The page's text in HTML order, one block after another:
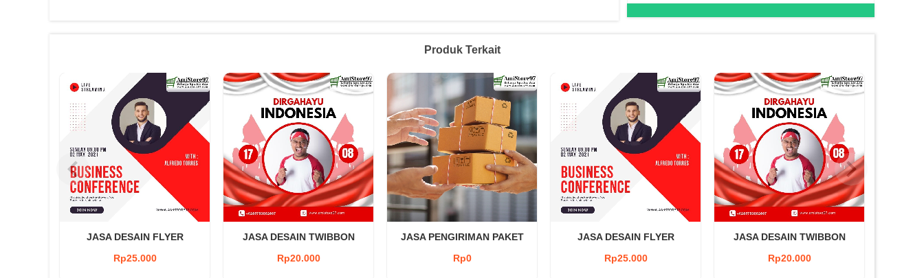
Produk Terkait
JASA DESAIN FLYER
Rp25.000
JASA DESAIN TWIBBON
Rp20.000
JASA PENGIRIMAN PAKET
Rp0
JASA DESAIN FLYER
Rp25.000
JASA DESAIN TWIBBON
Rp20.000